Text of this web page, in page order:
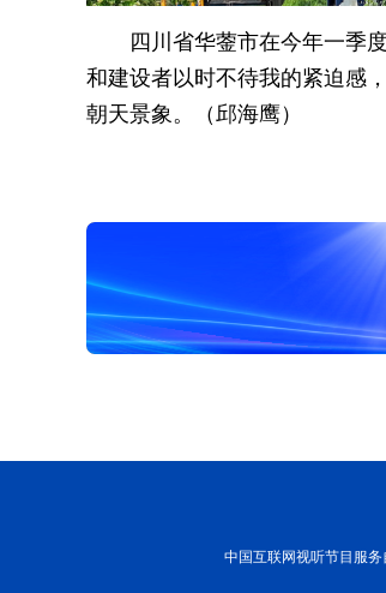
四川省华蓥市在今年一季
和建设者以时不待我的紧迫感
朝天景象。（邱海鹰）
中国互联网视听节目服务